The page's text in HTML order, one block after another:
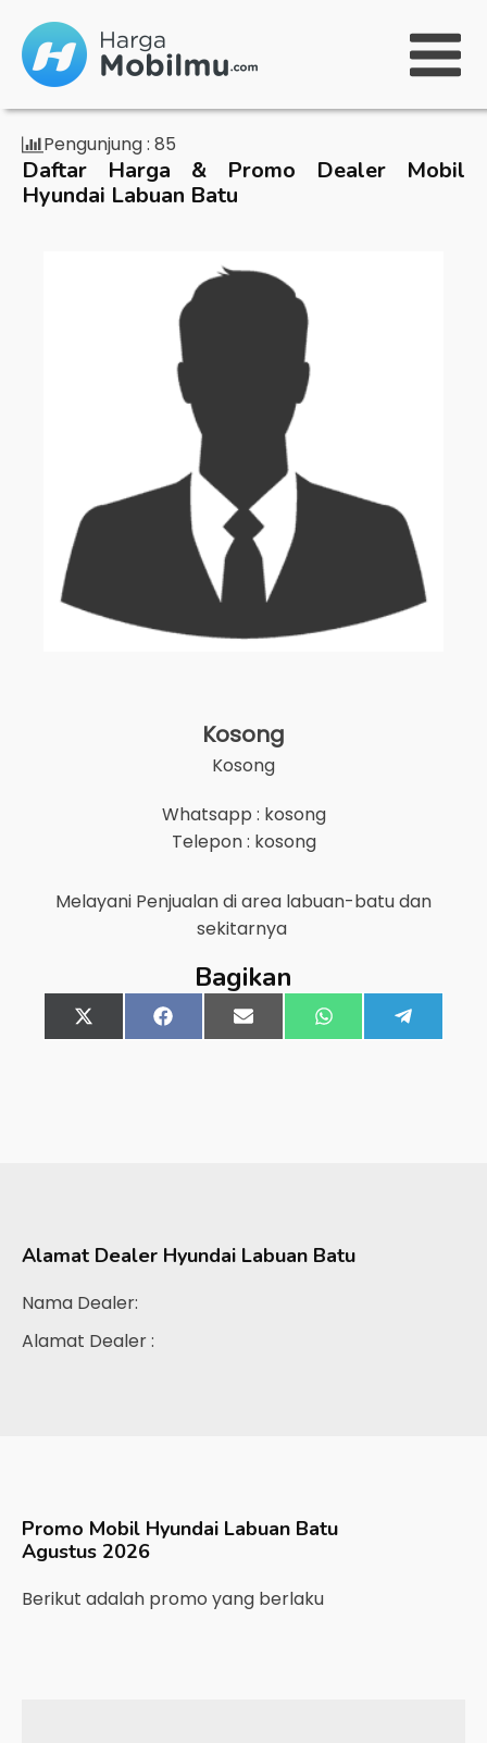
Pengunjung : 85
Daftar Harga & Promo Dealer Mobil
Hyundai Labuan Batu
Kosong
Kosong
Whatsapp : kosong
Telepon : kosong
Melayani Penjualan di area labuan-batudan
sekitarnya
Bagikan
Share
on
X
(Twitter)
Share
on
FacebookShare
on
Email Share
on
WhatsApp
on
Alamat Dealer Hyundai Labuan Batu
Nama Dealer:
Alamat Dealer :
Promo Mobil Hyundai Labuan Batu
Agustus 2026
Berikut adalah promo yang berlaku